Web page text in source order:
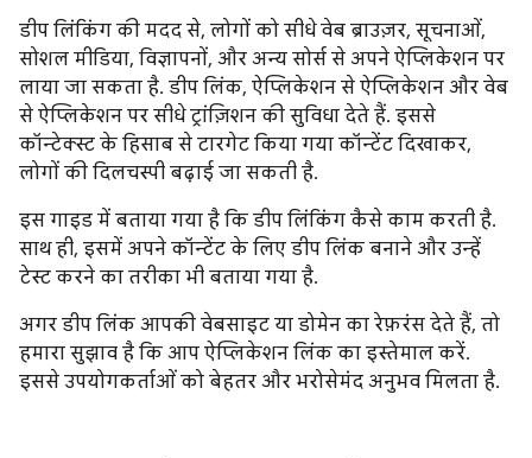
डीप लिंकिंग की मदद से, लोगों को सीधे वेब ब्राउज़र, सूचनाओं,
सोशल मीडिया, विज्ञापनों, और अन्य सोर्स से अपने ऐप्लिकेशन पर
लाया जा सकता है. डीप लिंक, ऐप्लिकेशन से ऐप्लिकेशन और वेब
से ऐप्लिकेशन पर सीधे ट्रांज़िशन की सुविधा देते हैं. इससे
कॉन्टेक्स्ट के हिसाब से टारगेट किया गया कॉन्टेंट दिखाकर,
लोगों की दिलचस्पी बढ़ाई जा सकती है.
इस गाइड में बताया गया है कि डीप लिंकिंग कैसे काम करती है.
साथ ही, इसमें अपने कॉन्टेंट के लिए डीप लिंक बनाने और उन्हें
टेस्ट करने का तरीका भी बताया गया है.
अगर डीप लिंक आपकी वेबसाइट या डोमेन का रेफ़रंस देते हैं, तो
हमारा सुझाव है कि आप ऐप्लिकेशन लिंक का इस्तेमाल करें.
इससे उपयोगकर्ताओं को बेहतर और भरोसेमंद अनुभव मिलता है.